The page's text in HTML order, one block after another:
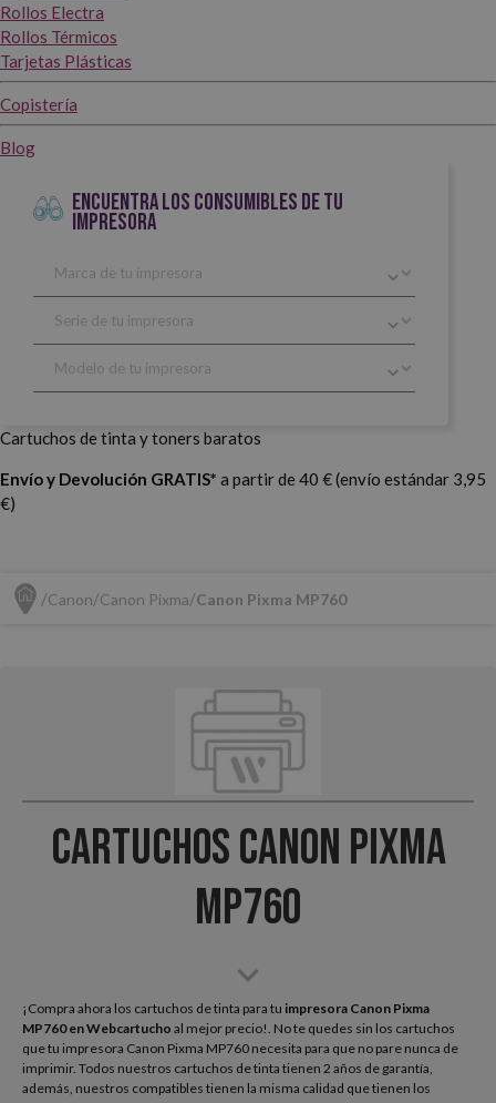
Rollos Electra
Rollos Térmicos
Tarjetas Plásticas
Copistería
Blog
ENCUENTRA LOS CONSUMIBLES DE TU
IMPRESORA
Cartuchos de tinta y toners baratos
Envío y Devolución GRATIS* a partir de 40 € (envío estándar 3,95
€)
Canon Canon Pixma Canon Pixma MP760
Cartuchos Canon Pixma
MP760
¡Compra ahora los cartuchos de tinta para tu impresora Canon Pixma
MP760 en Webcartucho al mejor precio!. No te quedes sin los cartuchos
que tu impresora Canon Pixma MP760 necesita para que no pare nunca de
imprimir. Todos nuestros cartuchos de tinta tienen 2 años de garantía,
además, nuestros compatibles tienen la misma calidad que tienen los